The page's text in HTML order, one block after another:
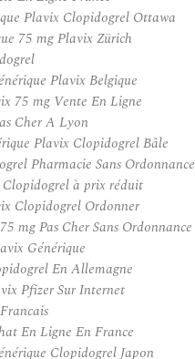
Plavix Clopidogrel Ottawa
75 mg Plavix Zürich
Plavix Belgique
75 mg Vente En Ligne
Cher A Lyon
Plavix Clopidogrel Bâle
Pharmacie Sans Ordonnance
à prix réduit
Clopidogrel Ordonner
mg Pas Cher Sans Ordonnance
Générique
En Allemagne
Pfizer Sur Internet
En Ligne En France
Clopidogrel Japon